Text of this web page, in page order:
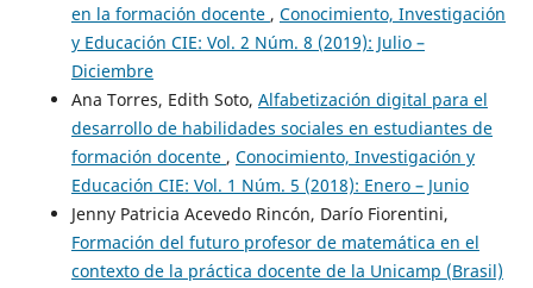
en la formación docente , Conocimiento, Investigación
y Educación CIE: Vol. 2 Núm. 8 (2019): Julio –
Diciembre
Ana Torres, Edith Soto, Alfabetización digital para el
desarrollo de habilidades sociales en estudiantes de
formación docente , Conocimiento, Investigación y
Educación CIE: Vol. 1 Núm. 5 (2018): Enero – Junio
Jenny Patricia Acevedo Rincón, Darío Fiorentini,
Formación del futuro profesor de matemática en el
contexto de la práctica docente de la Unicamp (Brasil)